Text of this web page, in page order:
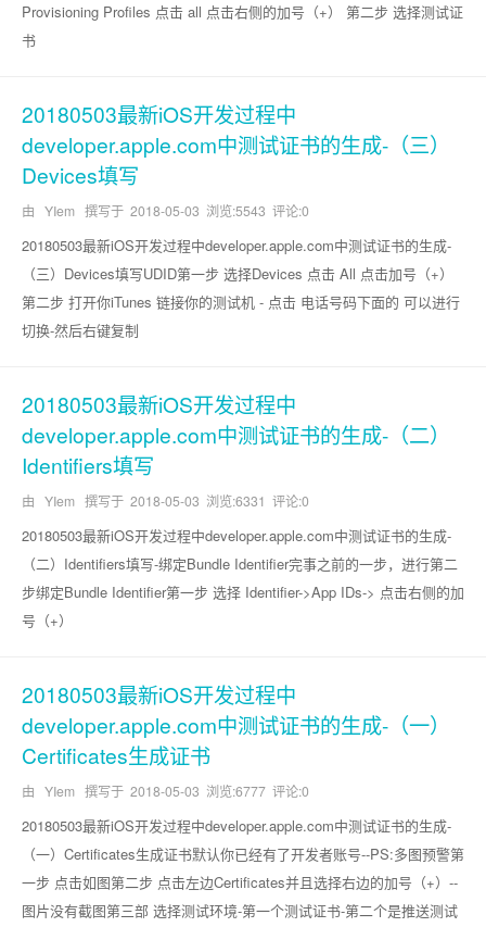
Provisioning Profiles 点击 all 点击右侧的加号（+） 第二步 选择测试证
书
20180503最新iOS开发过程中
developer.apple.com中测试证书的生成-（三）
Devices填写
由 YIem 撰写于 2018-05-03 浏览:5543 评论:0
20180503最新iOS开发过程中developer.apple.com中测试证书的生成-
（三）Devices填写UDID第一步 选择Devices 点击 All 点击加号（+）
第二步 打开你iTunes 链接你的测试机 - 点击 电话号码下面的 可以进行
切换-然后右键复制
20180503最新iOS开发过程中
developer.apple.com中测试证书的生成-（二）
Identifiers填写
由 YIem 撰写于 2018-05-03 浏览:6331 评论:0
20180503最新iOS开发过程中developer.apple.com中测试证书的生成-
（二）Identifiers填写-绑定Bundle Identifier完事之前的一步，进行第二
步绑定Bundle Identifier第一步 选择 Identifier->App IDs-> 点击右侧的加
号（+）
20180503最新iOS开发过程中
developer.apple.com中测试证书的生成-（一）
Certificates生成证书
由 YIem 撰写于 2018-05-03 浏览:6777 评论:0
20180503最新iOS开发过程中developer.apple.com中测试证书的生成-
（一）Certificates生成证书默认你已经有了开发者账号--PS:多图预警第
一步 点击如图第二步 点击左边Certificates并且选择右边的加号（+）--
图片没有截图第三部 选择测试环境-第一个测试证书-第二个是推送测试